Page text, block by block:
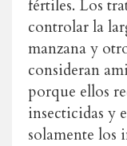
fértiles. Los
controlar la
manzana y
consideran
porque ellos
insecticidas y
solamente los